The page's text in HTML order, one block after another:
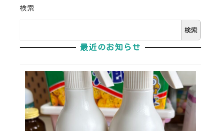
検索
検索
最近のお知らせ